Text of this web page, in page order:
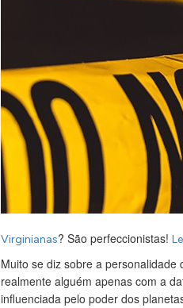
Virginianas? São perfeccionistas!
Muito se diz sobre a personalidade
realmente alguém apenas com a
influenciada pelo poder dos